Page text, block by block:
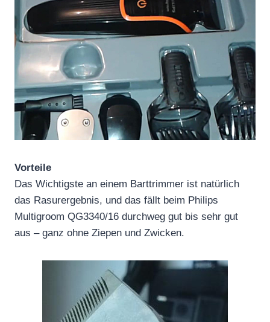
Vorteile
Das Wichtigste an einem Barttrimmer ist natürlich
das Rasurergebnis, und das fällt beim Philips
Multigroom QG3340/16 durchweg gut bis sehr gut
aus – ganz ohne Ziepen und Zwicken.